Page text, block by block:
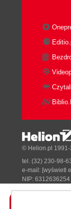
© Helion.pl 1991-
tel. (32) 230-98-
e-mail: [wyświetl
NIP: 6312636254